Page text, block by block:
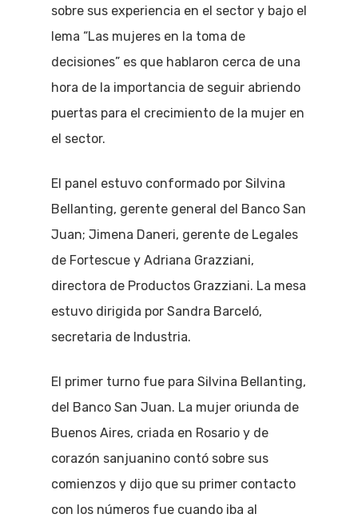
sobre sus experiencia en el sector y bajo el
lema “Las mujeres en la toma de
decisiones” es que hablaron cerca de una
hora de la importancia de seguir abriendo
puertas para el crecimiento de la mujer en
el sector.
El panel estuvo conformado por Silvina
Bellanting, gerente general del Banco San
Juan; Jimena Daneri, gerente de Legales
de Fortescue y Adriana Grazziani,
directora de Productos Grazziani. La mesa
estuvo dirigida por Sandra Barceló,
secretaria de Industria.
El primer turno fue para Silvina Bellanting,
del Banco San Juan. La mujer oriunda de
Buenos Aires, criada en Rosario y de
corazón sanjuanino contó sobre sus
comienzos y dijo que su primer contacto
con los números fue cuando iba al